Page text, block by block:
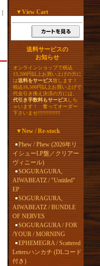
］ ▼View Cart
送料サービスの
お知らせ
オンラインショップで税込
13,200円以上お買い上げの方に
は送料をサービス致します！
税込16,500円以上お買い上げで
代金引き換え決済の方には、
代引き手数料もサービスしち
ゃいます！ 奮ってオーダー
下さいませ!!!!!!!!!!!!!!!
▼New / Re-stock
Phew / Phew (2026年リ
イシューLP盤／クリアー
ヴィニール)
SOGURAGURA,
AIWABEATZ / "Untitled"
EP
SOGURAGURA,
AIWABEATZ / BUNDLE
OF NERVES
SOGURAGURA / FOR
/YOUR / MORNING
EPHEMEGRA / Scattered
Lettersハンカチ (DLコード
付き)